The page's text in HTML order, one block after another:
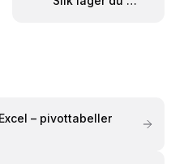
– pivottabeller